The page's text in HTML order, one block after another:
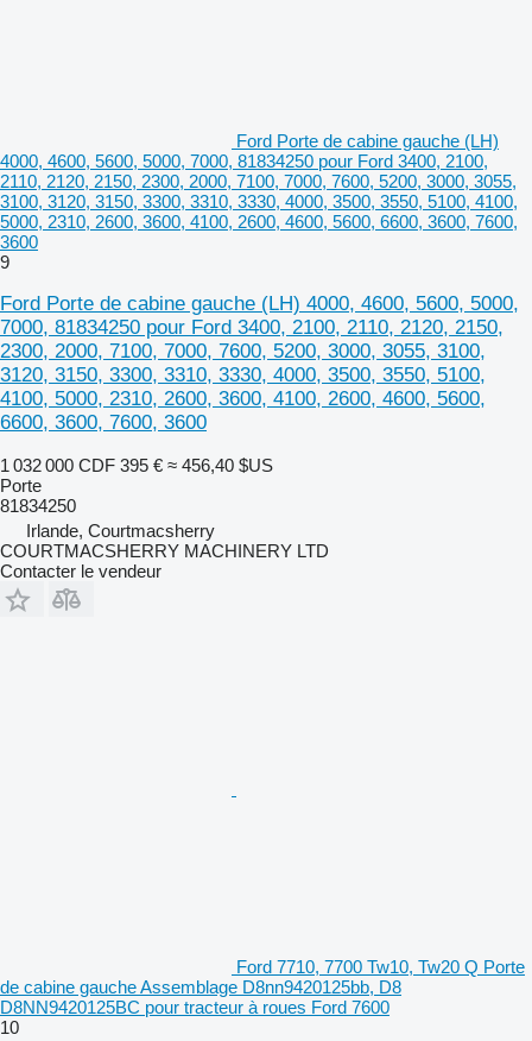
Ford Porte de cabine gauche (LH)
4000, 4600, 5600, 5000, 7000, 81834250 pour Ford 3400, 2100,
2110, 2120, 2150, 2300, 2000, 7100, 7000, 7600, 5200, 3000, 3055,
3100, 3120, 3150, 3300, 3310, 3330, 4000, 3500, 3550, 5100, 4100,
5000, 2310, 2600, 3600, 4100, 2600, 4600, 5600, 6600, 3600, 7600,
3600
9
Ford Porte de cabine gauche (LH) 4000, 4600, 5600, 5000,
7000, 81834250 pour Ford 3400, 2100, 2110, 2120, 2150,
2300, 2000, 7100, 7000, 7600, 5200, 3000, 3055, 3100,
3120, 3150, 3300, 3310, 3330, 4000, 3500, 3550, 5100,
4100, 5000, 2310, 2600, 3600, 4100, 2600, 4600, 5600,
6600, 3600, 7600, 3600
1 032 000 CDF 395 € ≈ 456,40 $US
Porte
81834250
Irlande, Courtmacsherry
COURTMACSHERRY MACHINERY LTD
Contacter le vendeur
Ford 7710, 7700 Tw10, Tw20 Q Porte
de cabine gauche Assemblage D8nn9420125bb, D8
D8NN9420125BC pour tracteur à roues Ford 7600
10